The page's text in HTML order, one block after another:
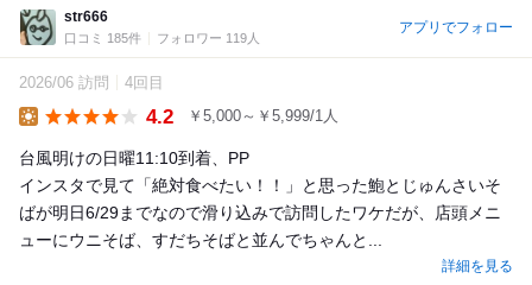
str666
口コミ 185件 フォロワー 119人
アプリでフォロー
2026/06 訪問 4回目
4.2 ￥5,000～￥5,999/1人
台風明けの日曜11:10到着、PP
インスタで見て「絶対食べたい！！」と思った鮑とじゅんさいそ
ばが明日6/29までなので滑り込みで訪問したワケだが、店頭メニ
ューにウニそば、すだちそばと並んでちゃんと...
詳細を見る